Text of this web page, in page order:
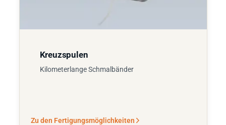
Kreuzspulen
Kilometerlange Schmalbänder
Zu den Fertigungsmöglichkeiten